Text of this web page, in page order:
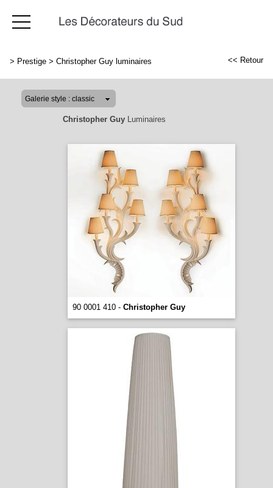
> Prestige > Christopher Guy luminaires << Retour
Christopher GuyLuminaires
90 0001 410 - Christopher Guy